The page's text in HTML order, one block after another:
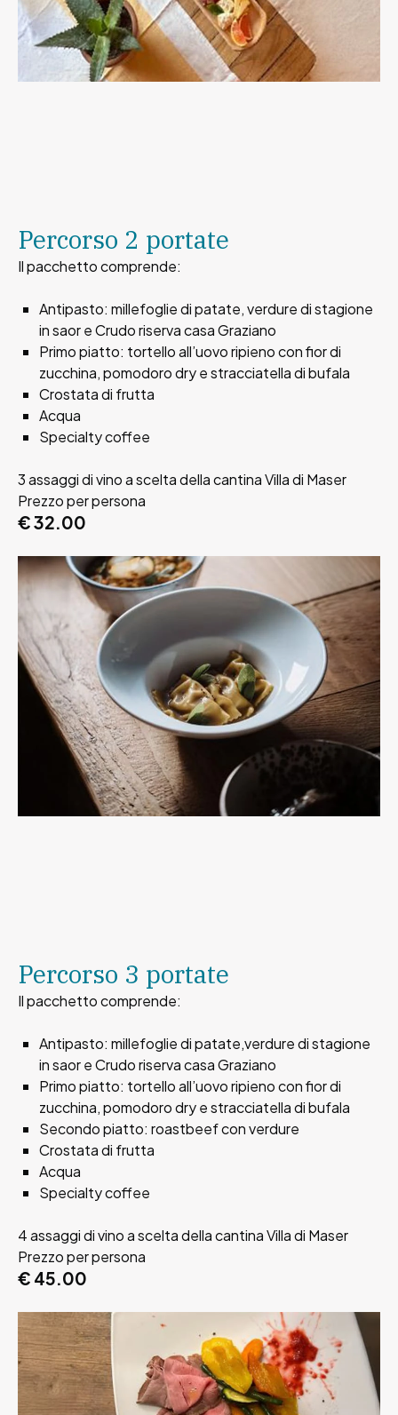
Percorso 2 portate
Il pacchetto comprende:
Antipasto: millefoglie di patate, verdure di stagione
in saor e Crudo riserva casa Graziano
Primo piatto: tortello all’uovo ripieno con fior di
zucchina, pomodoro dry e stracciatella di bufala
Crostata di frutta
Acqua
Specialty coffee
3 assaggi di vino a scelta della cantina Villa di Maser
Prezzo per persona
€ 32.00
Percorso 3 portate
Il pacchetto comprende:
Antipasto: millefoglie di patate,verdure di stagione
in saor e Crudo riserva casa Graziano
Primo piatto: tortello all’uovo ripieno con fior di
zucchina, pomodoro dry e stracciatella di bufala
Secondo piatto: roastbeef con verdure
Crostata di frutta
Acqua
Specialty coffee
4 assaggi di vino a scelta della cantina Villa di Maser
Prezzo per persona
€ 45.00